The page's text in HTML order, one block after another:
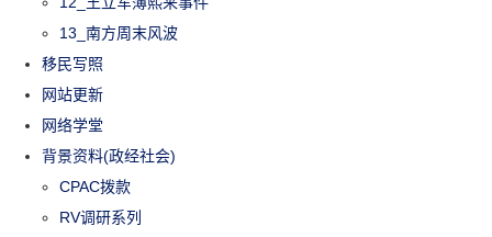
13_南方周末风波
移民写照
网站更新
网络学堂
背景资料(政经社会)
CPAC拨款
RV调研系列